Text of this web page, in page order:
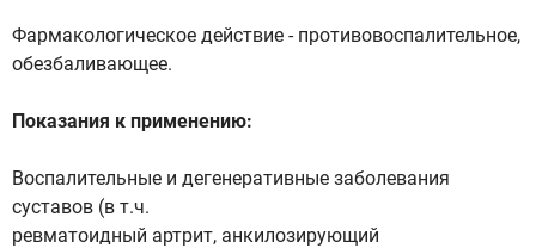
Фармакологическое действие - противовоспалительное,
обезбаливающее.
Показания к применению:
Воспалительные и дегенеративные заболевания
суставов (в т.ч.
ревматоидный артрит, анкилозирующий